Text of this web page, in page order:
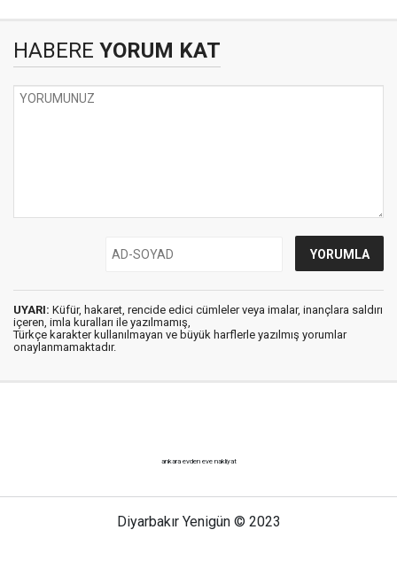
HABERE YORUM KAT
UYARI: Küfür, hakaret, rencide edici cümleler veya imalar, inançlara saldırı
içeren, imla kuralları ile yazılmamış,
Türkçe karakter kullanılmayan ve büyük harflerle yazılmış yorumlar
onaylanmamaktadır.
ankara evden eve nakliyat
Diyarbakır Yenigün © 2023